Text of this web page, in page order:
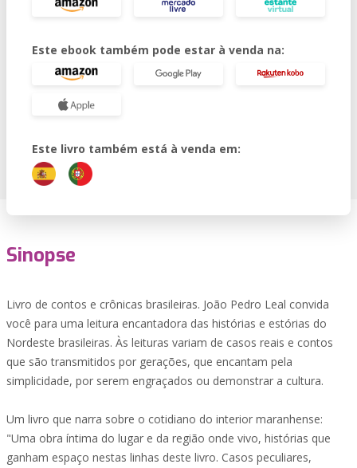
Este ebook também pode estar à venda na:
Este livro também está à venda em:
Sinopse
Livro de contos e crônicas brasileiras. João Pedro Leal convida
você para uma leitura encantadora das histórias e estórias do
Nordeste brasileiras. Às leituras variam de casos reais e contos
que são transmitidos por gerações, que encantam pela
simplicidade, por serem engraçados ou demonstrar a cultura.
Um livro que narra sobre o cotidiano do interior maranhense:
"Uma obra íntima do lugar e da região onde vivo, histórias que
ganham espaço nestas linhas deste livro. Casos peculiares,